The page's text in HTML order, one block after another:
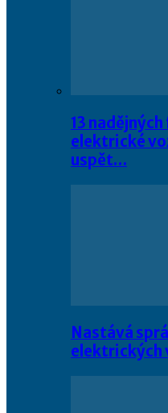
13
elektrické
uspět…
Nastává
elektrických